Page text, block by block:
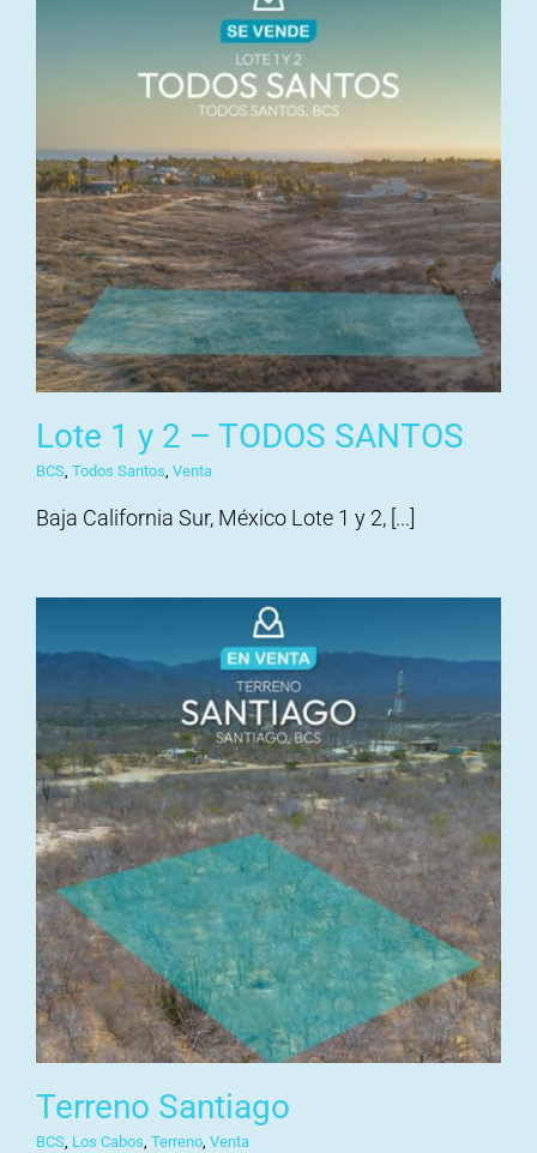
Lote 1 y 2 – TODOS SANTOS
BCS, Todos Santos, Venta
Baja California Sur, México Lote 1 y 2, [...]
Terreno Santiago
BCS, Los Cabos, Terreno, Venta